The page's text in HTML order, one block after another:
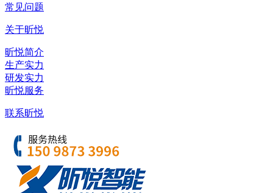
常见问题
关于昕悦
昕悦简介
生产实力
研发实力
昕悦服务
联系昕悦